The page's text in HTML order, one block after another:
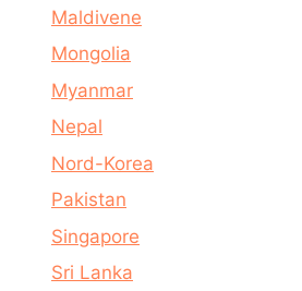
Maldivene
Mongolia
Myanmar
Nepal
Nord-Korea
Pakistan
Singapore
Sri Lanka